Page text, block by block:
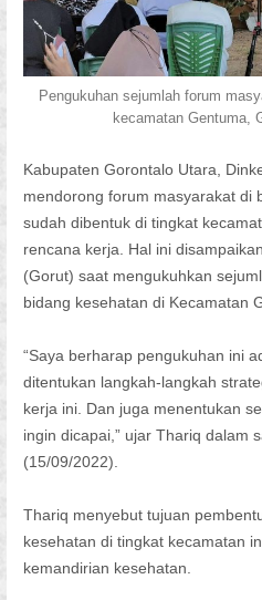
Pengukuhan sejumlah forum
kecamatan Gentuma,
Kabupaten Gorontalo Utara,
mendorong forum masyarakat di
sudah dibentuk di tingkat
rencana kerja. Hal ini
(Gorut) saat mengukuhkan
bidang kesehatan di Kecamatan
“Saya berharap pengukuhan ini
ditentukan langkah-langkah
kerja ini. Dan juga menentukan
ingin dicapai,” ujar Thariq dalam
(15/09/2022).
Thariq menyebut tujuan
kesehatan di tingkat kecamatan
kemandirian kesehatan.